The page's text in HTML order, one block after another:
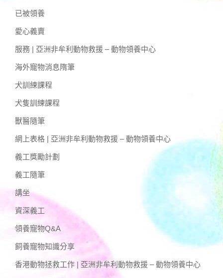
已被領養
愛心義賣
服務 | 亞洲非牟利動物救援 – 動物領養中心
海外寵物消息隋筆
犬訓練課程
犬隻訓練課程
獸醫隨筆
網上表格 | 亞洲非牟利動物救援 – 動物領養中心
義工獎勵計劃
義工隨筆
講坐
資深義工
領養寵物Q&A
飼養寵物知識分享
香港動物拯救工作 | 亞洲非牟利動物救援 – 動物領養中心